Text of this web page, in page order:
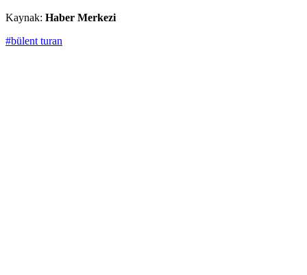
Kaynak: Haber Merkezi
#bülent turan